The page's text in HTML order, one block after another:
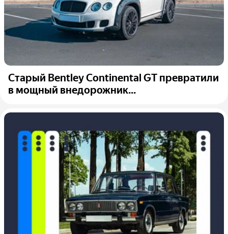
Старый Bentley Continental GT превратили
в мощный внедорожник...